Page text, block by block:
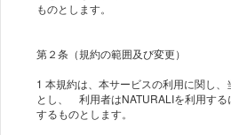
ものとします。
第２条（規約の範囲及び変更）
1 本規約は、本サービスの利用に関し
とし、 利用者はNATURALIを利用する
するものとします。